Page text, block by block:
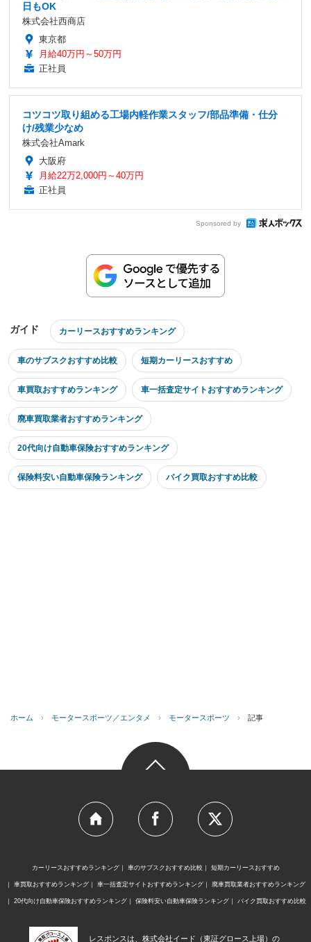
日もOK
株式会社西商店
東京都
月給40万円～50万円
正社員
コツコツ取り組める工場内軽作業スタッフ/部品準備・仕分
け/残業少なめ
株式会社Amark
大阪府
月給22万2,000円～40万円
正社員
Sponsored by
ガイド カーリースおすすめランキング
車のサブスクおすすめ比較 短期カーリースおすすめ
車買取おすすめランキング 車一括査定サイトおすすめランキング
廃車買取業者おすすめランキング
20代向け自動車保険おすすめランキング
保険料安い自動車保険ランキング バイク買取おすすめ比較
ホーム › モータースポーツ／エンタメ › モータースポーツ › 記事
カーリースおすすめランキング 車のサブスクおすすめ比較 短期カーリースおすすめ
車買取おすすめランキング 車一括査定サイトおすすめランキング 廃車買取業者おすすめランキング
20代向け自動車保険おすすめランキング 保険料安い自動車保険ランキング バイク買取おすすめ比較
レスポンスは、株式会社イード（東証グロース上場）の